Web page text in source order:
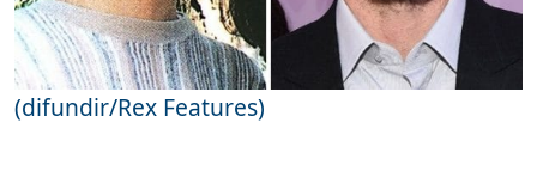
(difundir/Rex Features)